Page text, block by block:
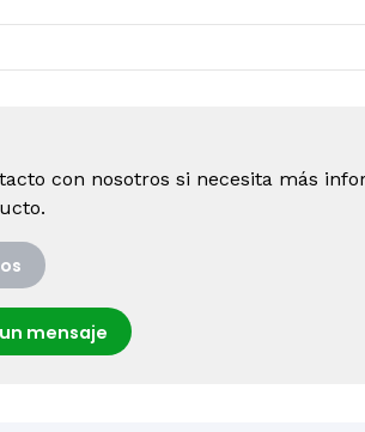
con nosotros si necesita más
mensaje